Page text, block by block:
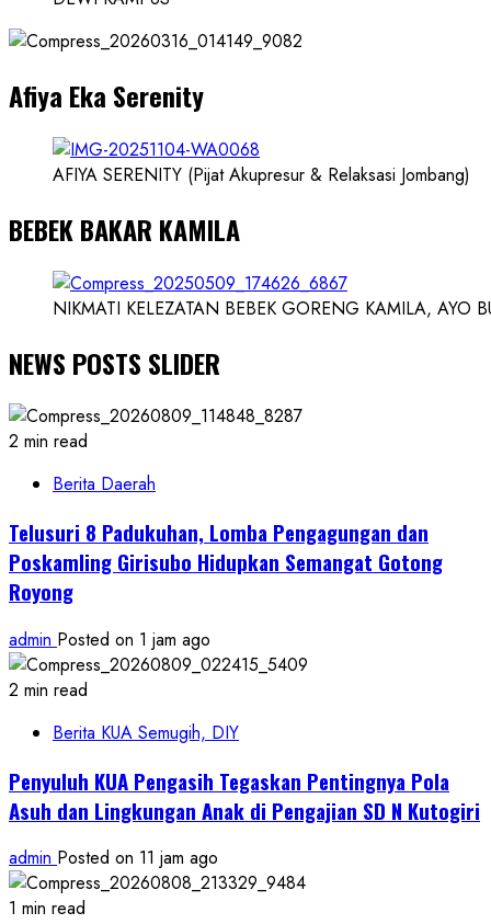
Dokter
Ilmuwan
Afiya Eka Serenity
AFIYA SERENITY (Pijat Akupresur & Relaksasi Jombang)
BEBEK BAKAR KAMILA
NIKMATI KELEZATAN BEBEK GORENG KAMILA, AYO
NEWS POSTS SLIDER
2 min read
Berita Daerah
Telusuri 8 Padukuhan, Lomba Pengagungan dan
Poskamling Girisubo Hidupkan Semangat Gotong
Royong
admin Posted on 1 jam ago
2 min read
Berita KUA Semugih, DIY
Penyuluh KUA Pengasih Tegaskan Pentingnya Pola
Asuh dan Lingkungan Anak di Pengajian SD N Kutogiri
admin Posted on 11 jam ago
1 min read